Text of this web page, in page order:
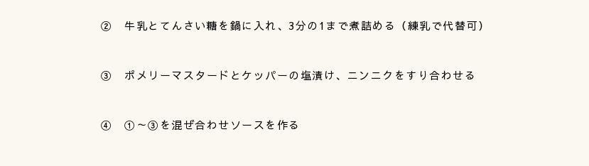
② 牛乳とてんさい糖を鍋に入れ、3分の1まで煮詰める（練乳で代替可）
③ ポメリーマスタードとケッパーの塩漬け、ニンニクをすり合わせる
④ ①～③を混ぜ合わせソースを作る